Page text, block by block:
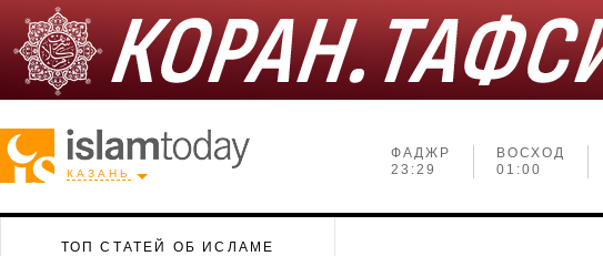
КАЗАНЬ
ФАДЖР
23:29
ВОСХОД
01:00
ТОП СТАТЕЙ ОБ ИСЛАМЕ